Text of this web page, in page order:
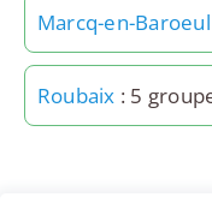
Marcq-en-Baroeul
Roubaix : 5